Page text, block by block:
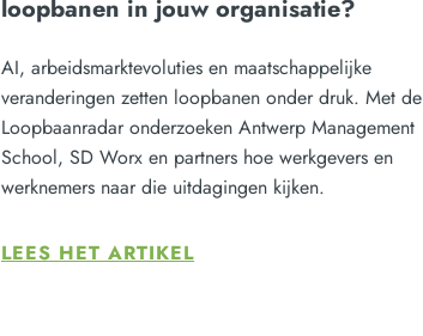
loopbanen in jouw organisatie?
AI, arbeidsmarktevoluties en maatschappelijke
veranderingen zetten loopbanen onder druk. Met de
Loopbaanradar onderzoeken Antwerp Management
School, SD Worx en partners hoe werkgevers en
werknemers naar die uitdagingen kijken.
LEES HET ARTIKEL